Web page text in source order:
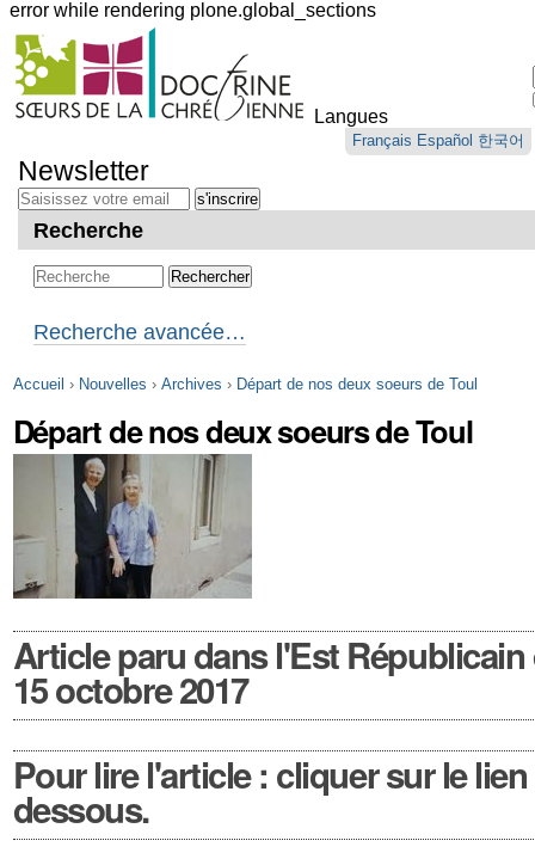
error while rendering plone.global_sections
Outils
personnels
Langues
Français Español 한국어
au
contenu.
Aller
navigation
Newsletter
Recherche
Recherche avancée…
Accueil › Nouvelles › Archives › Départ de nos deux soeurs de Toul
Départ de nos deux soeurs de Toul
Article paru dans l'Est Républicain
15 octobre 2017
Pour lire l'article : cliquer sur le
dessous.